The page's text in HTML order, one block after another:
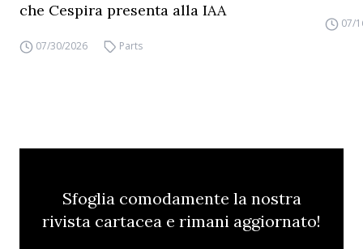
che Cespira presenta alla IAA
07/30/2026 Parts
07/
Sfoglia comodamente la nostra
rivista cartacea e rimani aggiornato!